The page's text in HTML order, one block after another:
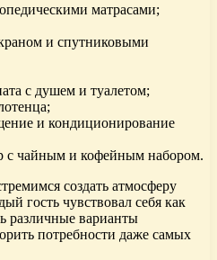
матрасами;
и спутниковыми
с душем и туалетом;
и кондиционирование
с чайным и кофейным набором.
создать атмосферу
гость чувствовал себя как
различные варианты
потребности даже самых